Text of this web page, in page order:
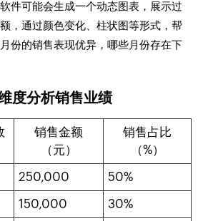
件可能会生成一个动态图表，展示过
，通过颜色变化、柱状图等形式，帮
份的销售表现优异，哪些月份存在下
度分析销售业绩
销售金额
（元）
销售占比
（%）
250,000
50%
150,000
30%